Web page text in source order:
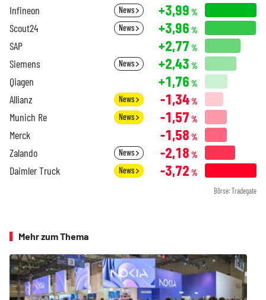
Infineon News +3,99 %
Scout24 News +3,96 %
SAP +2,77 %
Siemens News +2,43 %
Qiagen +1,76 %
Allianz News -1,34%
Munich Re News -1,57 %
Merck -1,58 %
Zalando News -2,18 %
Daimler Truck News -3,72 %
Börse: Tradegate
Mehr zum Thema